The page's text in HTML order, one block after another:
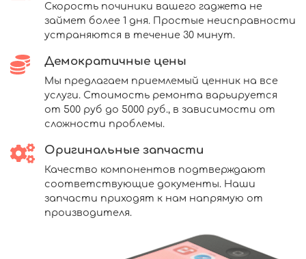
Скорость починики вашего гаджета не
займет более 1 дня. Простые неисправности
устраняются в течение 30 минут.
Демократичные цены
Мы предлагаем приемлемый ценник на все
услуги. Стоимость ремонта варьируется
от 500 руб до 5000 руб., в зависимости от
сложности проблемы.
Оригинальные запчасти
Качество компонентов подтверждают
соответствующие документы. Наши
запчасти приходят к нам напрямую от
производителя.